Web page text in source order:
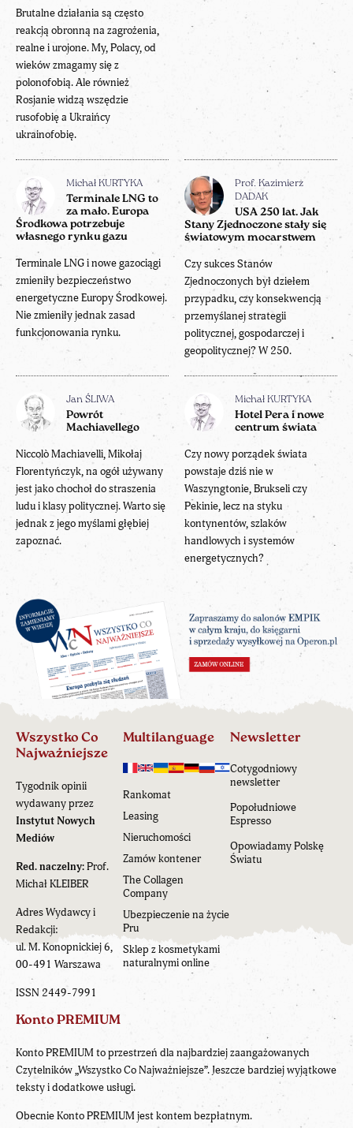
Brutalne działania są często
reakcją obronną na zagrożenia,
realne i urojone. My, Polacy, od
wieków zmagamy się z
polonofobią. Ale również
Rosjanie widzą wszędzie
rusofobię a Ukraińcy
ukrainofobię.
Michał KURTYKA
Terminale LNG to
za mało. Europa
Środkowa potrzebuje
własnego rynku gazu
Terminale LNG i nowe gazociągi
zmieniły bezpieczeństwo
energetyczne Europy Środkowej.
Nie zmieniły jednak zasad
funkcjonowania rynku.
Prof. Kazimierz
DADAK
USA 250 lat. Jak
Stany Zjednoczone stały się
światowym mocarstwem
Czy sukces Stanów
Zjednoczonych był dziełem
przypadku, czy konsekwencją
przemyślanej strategii
politycznej, gospodarczej i
geopolitycznej? W 250.
Jan ŚLIWA
Powrót
Machiavellego
Niccolò Machiavelli, Mikołaj
Florentyńczyk, na ogół używany
jest jako chochoł do straszenia
ludu i klasy politycznej. Warto się
jednak z jego myślami głębiej
zapoznać.
Michał KURTYKA
Hotel Pera i nowe
centrum świata
Czy nowy porządek świata
powstaje dziś nie w
Waszyngtonie, Brukseli czy
Pekinie, lecz na styku
kontynentów, szlaków
handlowych i systemów
energetycznych?
Wszystko Co
Najważniejsze
Tygodnik opinii
wydawany przez
Instytut Nowych
Mediów
Red. naczelny:Prof.
Michał KLEIBER
Adres Wydawcy i
Redakcji:
ul. M. Konopnickiej 6,
00-491 Warszawa
ISSN 2449-7991
Multilanguage
Rankomat
Leasing
Nieruchomości
Zamów kontener
The Collagen
Company
Ubezpieczenie na życie
Pru
Sklep z kosmetykami
naturalnymi online
Newsletter
Cotygodniowy
newsletter
Popołudniowe
Espresso
Opowiadamy Polskę
Światu
Konto PREMIUM
Konto PREMIUM to przestrzeń dla najbardziej zaangażowanych
Czytelników „Wszystko Co Najważniejsze”. Jeszcze bardziej wyjątkowe
teksty i dodatkowe usługi.
Obecnie Konto PREMIUM jest kontem bezpłatnym.